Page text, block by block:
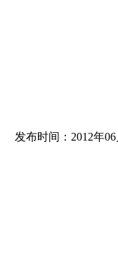
发布时间：2012年